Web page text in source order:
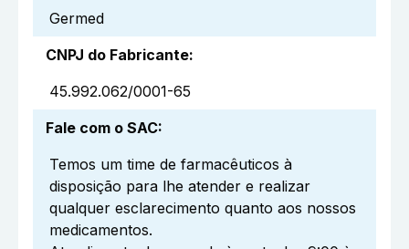
Germed
CNPJ do Fabricante:
45.992.062/0001-65
Fale com o SAC:
Temos um time de farmacêuticos à
disposição para lhe atender e realizar
qualquer esclarecimento quanto aos nossos
medicamentos.